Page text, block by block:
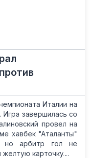
Италии на
завершилась со
провел на
хавбек "Аталанты"
но арбитр гол не
желтую карточку....